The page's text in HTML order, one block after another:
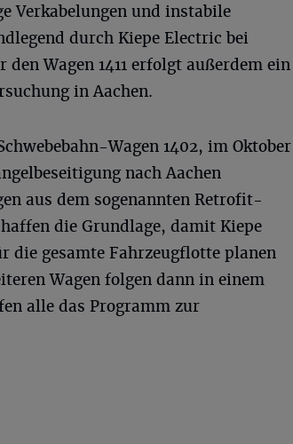
Verkabelungen und instabile
durch Kiepe Electric bei
Wagen 1411 erfolgt außerdem ein
in Aachen.
Wagen 1402, im Oktober
nach Aachen
aus dem sogenannten Retrofit-
die Grundlage, damit Kiepe
gesamte Fahrzeugflotte planen
Wagen folgen dann in einem
alle das Programm zur